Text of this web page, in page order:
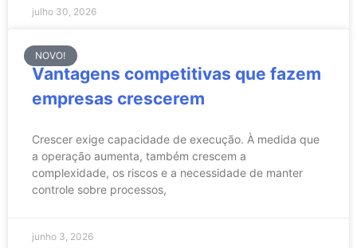
julho 30, 2026
NOVO!
Vantagens competitivas que fazem
empresas crescerem
Crescer exige capacidade de execução. À medida que
a operação aumenta, também crescem a
complexidade, os riscos e a necessidade de manter
controle sobre processos,
junho 3, 2026